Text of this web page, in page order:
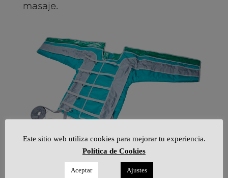
masaje.
Este sitio web utiliza cookies para mejorar tu experiencia.
Política de Cookies
Aceptar Ajustes